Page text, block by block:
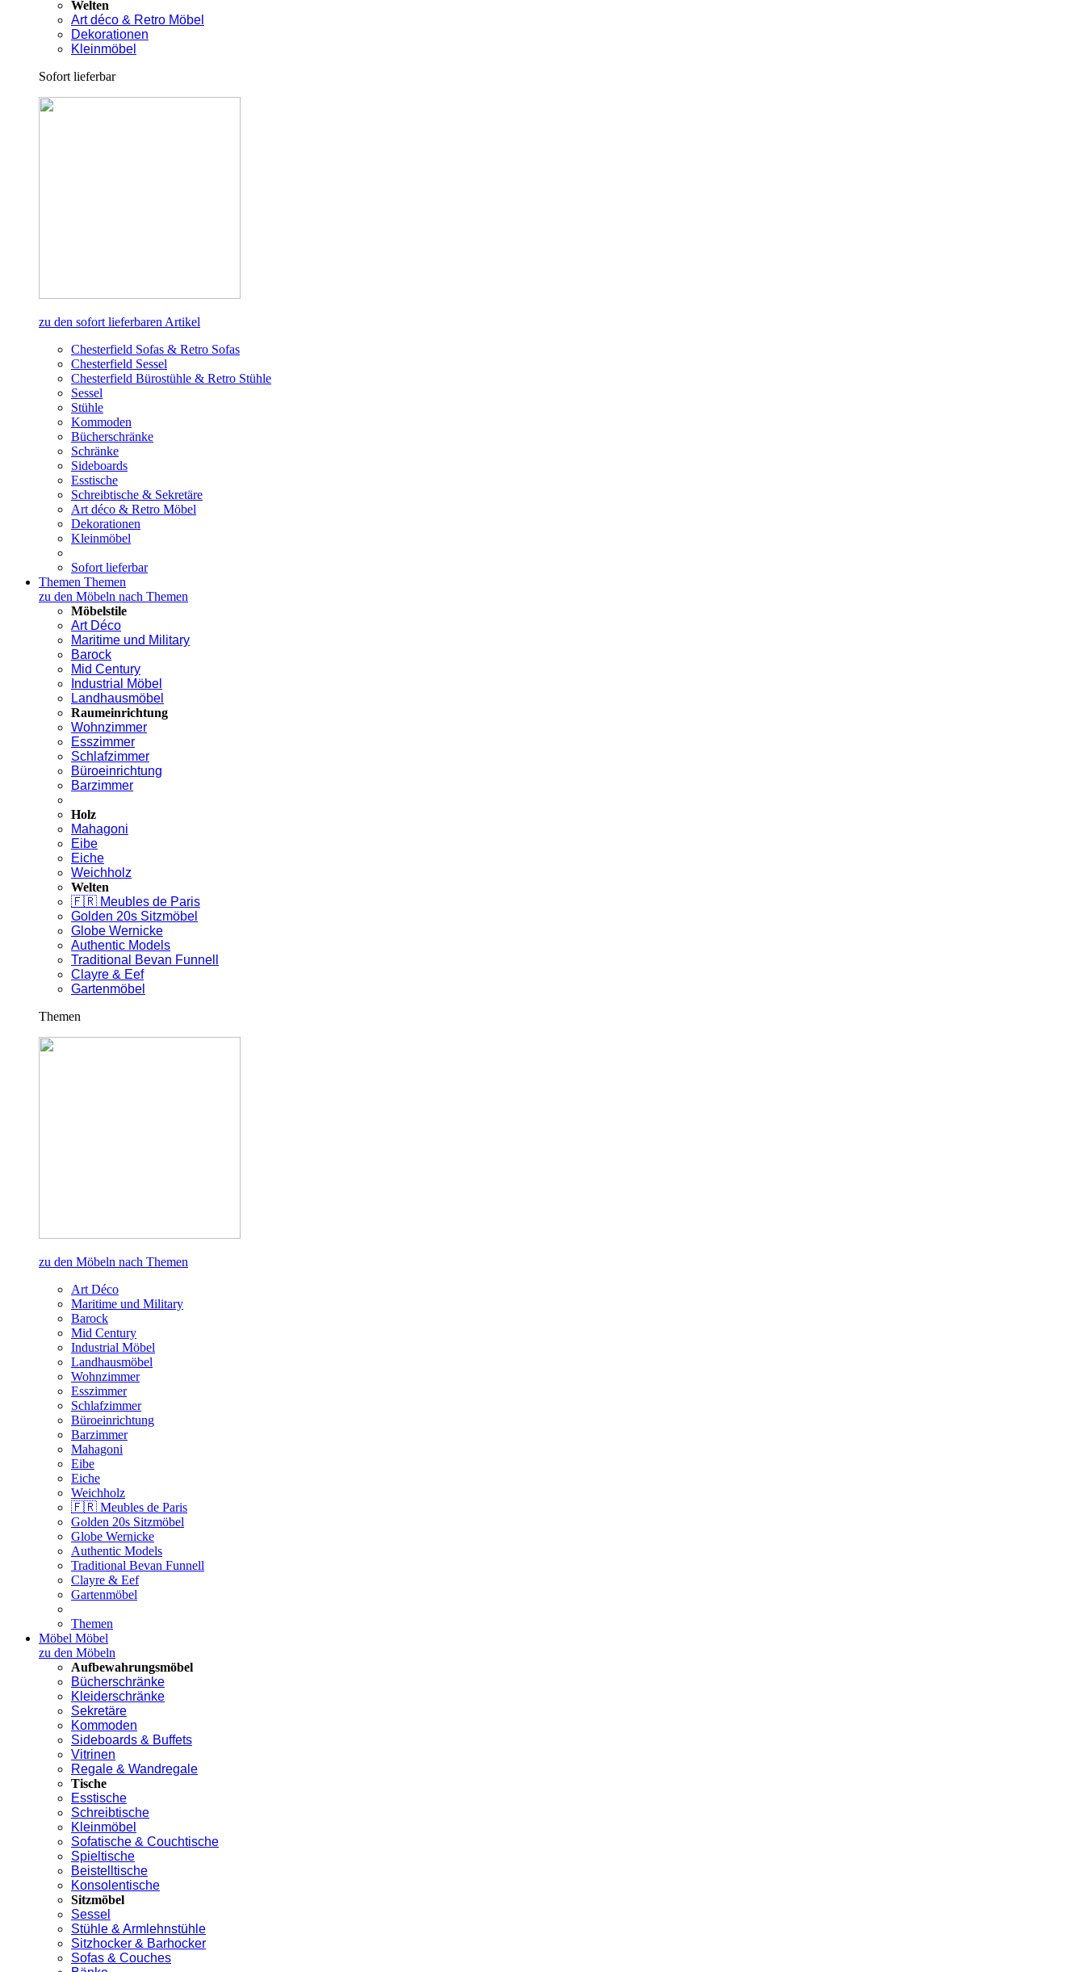
Welten
Art déco & Retro Möbel
Dekorationen
Kleinmöbel
Sofort lieferbar
zu den sofort lieferbaren Artikel
Chesterfield Sofas & Retro Sofas
Chesterfield Sessel
Chesterfield Bürostühle & Retro Stühle
Sessel
Stühle
Kommoden
Bücherschränke
Schränke
Sideboards
Esstische
Schreibtische & Sekretäre
Art déco & Retro Möbel
Dekorationen
Kleinmöbel
Sofort lieferbar
Themen Themen
zu den Möbeln nach Themen
Möbelstile
Art Déco
Maritime und Military
Barock
Mid Century
Industrial Möbel
Landhausmöbel
Raumeinrichtung
Wohnzimmer
Esszimmer
Schlafzimmer
Büroeinrichtung
Barzimmer
Holz
Mahagoni
Eibe
Eiche
Weichholz
Welten
🇫🇷 Meubles de Paris
Golden 20s Sitzmöbel
Globe Wernicke
Authentic Models
Traditional Bevan Funnell
Clayre & Eef
Gartenmöbel
Themen
zu den Möbeln nach Themen
Art Déco
Maritime und Military
Barock
Mid Century
Industrial Möbel
Landhausmöbel
Wohnzimmer
Esszimmer
Schlafzimmer
Büroeinrichtung
Barzimmer
Mahagoni
Eibe
Eiche
Weichholz
🇫🇷 Meubles de Paris
Golden 20s Sitzmöbel
Globe Wernicke
Authentic Models
Traditional Bevan Funnell
Clayre & Eef
Gartenmöbel
Themen
Möbel Möbel
zu den Möbeln
Aufbewahrungsmöbel
Bücherschränke
Kleiderschränke
Sekretäre
Kommoden
Sideboards & Buffets
Vitrinen
Regale & Wandregale
Tische
Esstische
Schreibtische
Kleinmöbel
Sofatische & Couchtische
Spieltische
Beistelltische
Konsolentische
Sitzmöbel
Sessel
Stühle & Armlehnstühle
Sitzhocker & Barhocker
Sofas & Couches